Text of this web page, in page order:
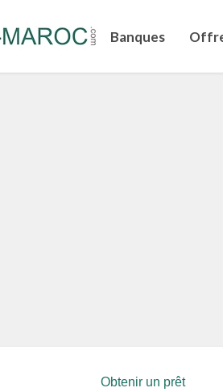
Banques
Obtenir un prêt